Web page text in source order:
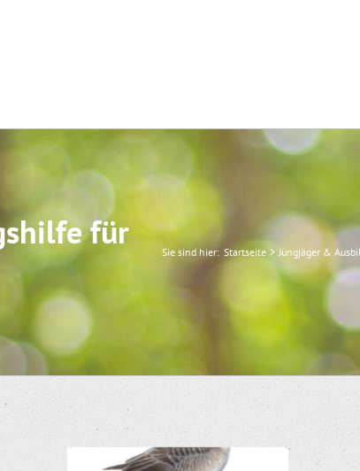
für
Sie sind hier: Startseite Jungjäger &